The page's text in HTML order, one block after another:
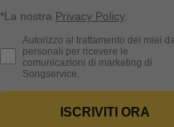
*La nostra Privacy Policy.
Consenso Marketing
Autorizzo al trattamento dei miei
personali per ricevere le
comunicazioni di marketing di
Songservice.
ISCRIVITI ORA